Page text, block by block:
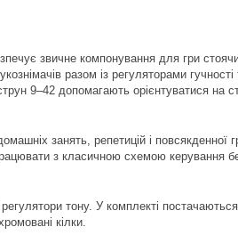
звичне компонування для гри
разом із регуляторами гучності
9–42 допомагають орієнтуватися на
занять, репетицій і повсякденної
з класичною схемою керування
тону. У комплекті
кілки.